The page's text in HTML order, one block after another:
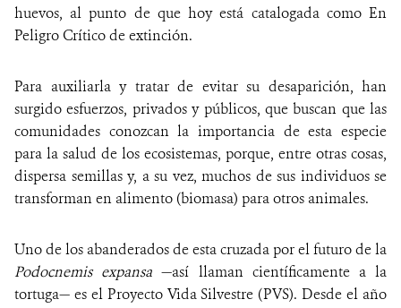
huevos, al punto de que hoy está catalogada como En
Peligro Crítico de extinción.
Para auxiliarla y tratar de evitar su desaparición, han
surgido esfuerzos, privados y públicos, que buscan que las
comunidades conozcan la importancia de esta especie
para la salud de los ecosistemas, porque, entre otras cosas,
dispersa semillas y, a su vez, muchos de sus individuos se
transforman en alimento (biomasa) para otros animales.
Uno de los abanderados de esta cruzada por el futuro de la
Podocnemis expansa —así llaman científicamente a la
tortuga— es el Proyecto Vida Silvestre (PVS). Desde el año